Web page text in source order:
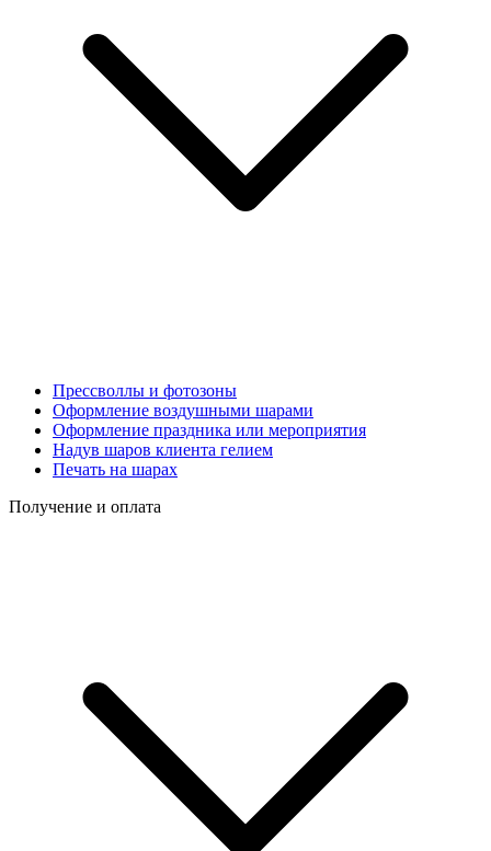
Прессволлы и фотозоны
Оформление воздушными шарами
Оформление праздника или мероприятия
Надув шаров клиента гелием
Печать на шарах
Получение и оплата